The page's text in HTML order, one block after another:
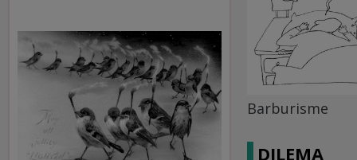
Barburisme
DILEMA